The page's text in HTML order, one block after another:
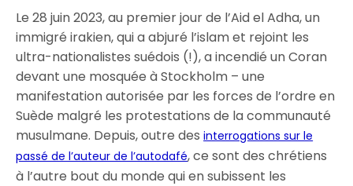
Le 28 juin 2023, au premier jour de l’Aid el Adha, un
immigré irakien, qui a abjuré l’islam et rejoint les
ultra-nationalistes suédois (!), a incendié un Coran
devant une mosquée à Stockholm – une
manifestation autorisée par les forces de l’ordre en
Suède malgré les protestations de la communauté
musulmane. Depuis, outre desinterrogations sur le
passé de l’auteur de l’autodafé, ce sont des chrétiens
à l’autre bout du monde qui en subissent les